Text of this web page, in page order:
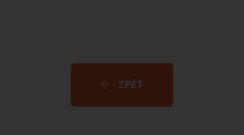
ZPĚT